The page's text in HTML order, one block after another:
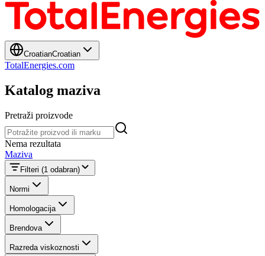
CroatianCroatian
TotalEnergies.com
Katalog maziva
Pretraži proizvode
Pretraži proizvode
Nema rezultata
Maziva
Filteri (1 odabran)
Normi
Homologacija
Brendova
Razreda viskoznosti